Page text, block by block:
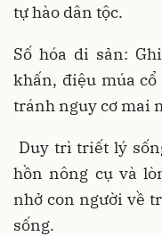
tự hào dân tộc.
Số hóa di sản:
khấn, điệu múa
tránh nguy cơ mai
Duy trì triết lý
hồn nông cụ và
nhở con người về
sống.